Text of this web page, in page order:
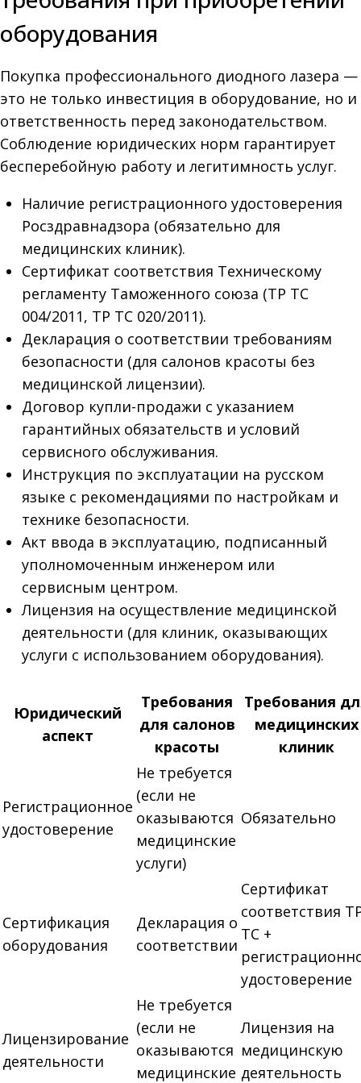
оборудования
Покупка профессионального диодного лазера —
это не только инвестиция в оборудование, но и
ответственность перед законодательством.
Соблюдение юридических норм гарантирует
бесперебойную работу и легитимность услуг.
Наличие регистрационного удостоверения
Росздравнадзора (обязательно для
медицинских клиник).
Сертификат соответствия Техническому
регламенту Таможенного союза (ТР ТС
004/2011, ТР ТС 020/2011).
Декларация о соответствии требованиям
безопасности (для салонов красоты без
медицинской лицензии).
Договор купли-продажи с указанием
гарантийных обязательств и условий
сервисного обслуживания.
Инструкция по эксплуатации на русском
языке с рекомендациями по настройкам и
технике безопасности.
Акт ввода в эксплуатацию, подписанный
уполномоченным инженером или
сервисным центром.
Лицензия на осуществление медицинской
деятельности (для клиник, оказывающих
услуги с использованием оборудования).
Юридический
аспект
Требования
для салонов
красоты
Требования
медицинских
клиник
Регистрационное
удостоверение
Не требуется
(если не
оказываются
медицинские
услуги)
Обязательно
Сертификация
оборудования
Декларация о
соответствии
Сертификат
соответствия
ТС +
удостоверение
Лицензирование
деятельности
Не требуется
(если не
оказываются
медицинские
Лицензия на
медицинскую
деятельность